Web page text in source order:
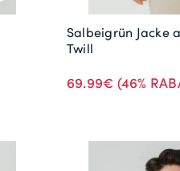
Salbeigrün Jacke
Twill
69.99€ (46%